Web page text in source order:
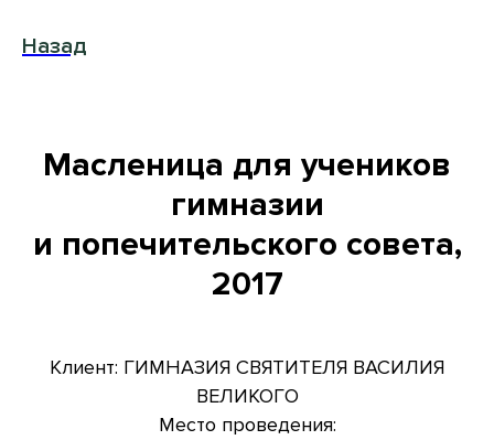
Назад
Масленица для учеников
гимназии
и попечительского совета,
2017
Клиент: ГИМНАЗИЯ СВЯТИТЕЛЯ ВАСИЛИЯ
ВЕЛИКОГО
Место проведения: